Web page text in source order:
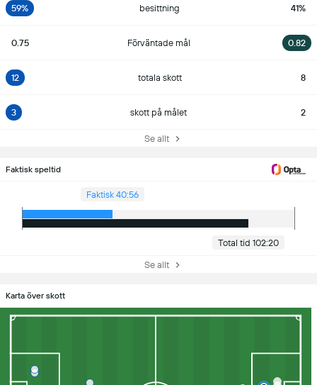
59% besittning 41%
0.75 Förväntade mål 0.82
12 totala skott 8
3 skott på målet 2
Se allt
Faktisk speltid
Faktisk 40:56
Total tid 102:20
Se allt
Karta över skott